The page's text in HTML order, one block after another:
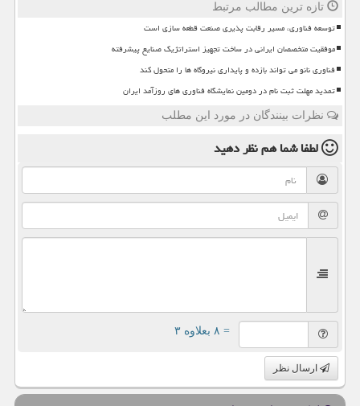
تازه ترین مطالب مرتبط
توسعه فناوری، مسیر رقابت پذیری صنعت قطعه سازی است
موفقیت متخصصان ایرانی در ساخت تجهیز استراتژیک صنایع پیشرفته
فناوری نانو می تواند بازده و پایداری نیروگاه ها را متحول کند
تمدید مهلت ثبت نام در دومین نمایشگاه فناوری های روزآمد ایران
نظرات بینندگان در مورد این مطلب
لطفا شما همنظر دهید
= ۸ بعلاوه ۳
ارسال نظر